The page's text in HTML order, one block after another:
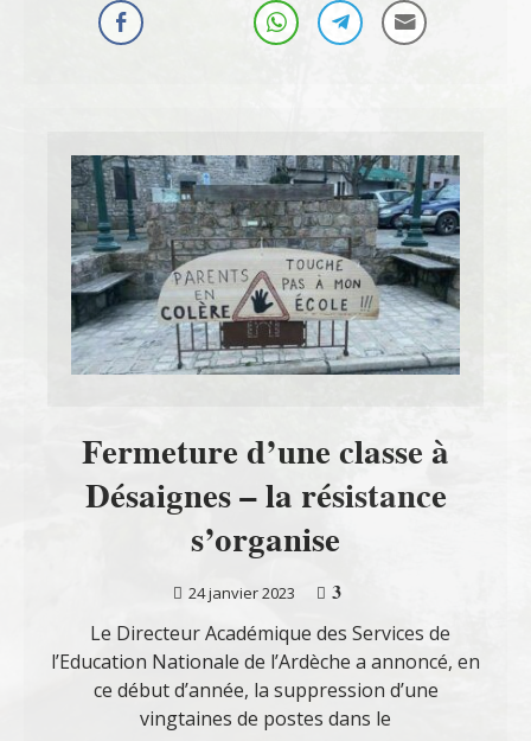
Fermeture d’une classe à
Désaignes – la résistance
s’organise
24 janvier 2023
3
Le Directeur Académique des Services de
l’Education Nationale de l’Ardèche a annoncé, en
ce début d’année, la suppression d’une
vingtaines de postes dans le